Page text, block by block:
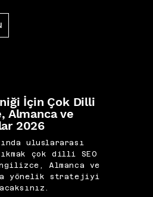
İçin Çok Dilli
Almanca ve
2026
uluslararası
çok dilli SEO
Almanca ve
yönelik stratejiyi